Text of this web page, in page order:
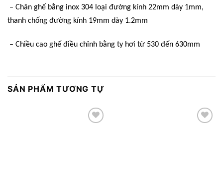
– Chân ghế bằng inox 304 loại đường kính 22mm dày 1mm,
thanh chống đường kính 19mm dày 1.2mm
– Chiều cao ghế điều chỉnh bằng ty hơi từ 530 đến 630mm
SẢN PHẨM TƯƠNG TỰ